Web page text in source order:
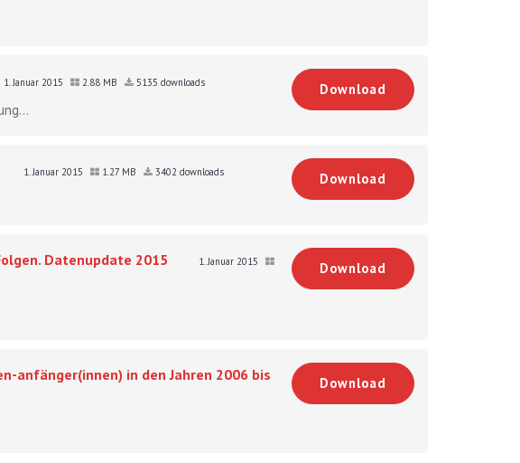
1. Januar 2015 2.88 MB 5135 downloads Download
1. Januar 2015 1.27 MB 3402 downloads Download
Datenupdate 2015
1. Januar 2015
Download
anfänger(innen) in den Jahren 2006 bis
Download